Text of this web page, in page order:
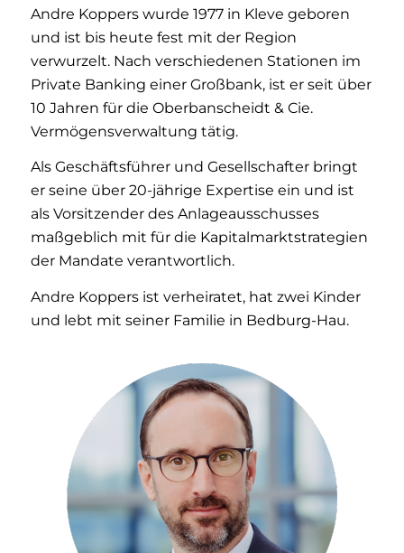
Andre Koppers wurde 1977 in Kleve geboren
und ist bis heute fest mit der Region
verwurzelt. Nach verschiedenen Stationen im
Private Banking einer Großbank, ist er seit über
10 Jahren für die Oberbanscheidt & Cie.
Vermögensverwaltung tätig.
Als Geschäftsführer und Gesellschafter bringt
er seine über 20-jährige Expertise ein und ist
als Vorsitzender des Anlageausschusses
maßgeblich mit für die Kapitalmarktstrategien
der Mandate verantwortlich.
Andre Koppers ist verheiratet, hat zwei Kinder
und lebt mit seiner Familie in Bedburg-Hau.